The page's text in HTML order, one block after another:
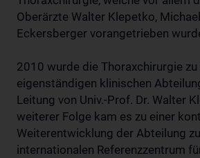
Oberärzte Walter Klepetko,
Eckersberger vorangetrieben
2010 wurde die Thoraxchirurgie zu
eigenständigen klinischen
Leitung von Univ.-Prof. Dr. Walter
weiterer Folge kam es zu einer
Weiterentwicklung der Abteilung
internationalen Referenzzentrum